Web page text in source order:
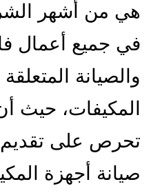
هي من أشهر
في جميع أعمال
والصيانة
المكيفات، حيث
تحرص على
صيانة أجهزة